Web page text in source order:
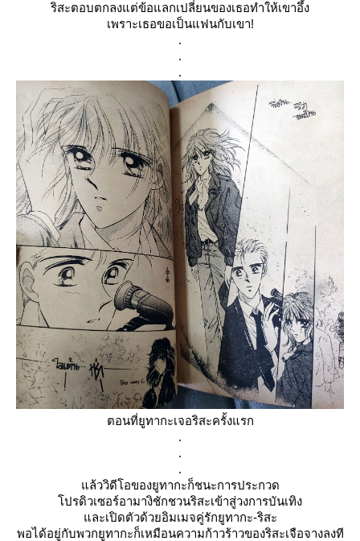
ริสะตอบตกลงแต่ข้อแลกเปลี่ยนของเธอทำให้เขาอึ้ง
เพราะเธอขอเป็นแฟนกับเขา!
.
.
.
ตอนที่ยูทากะเจอริสะครั้งแรก
.
.
.
ล้ววิดีโอของยูทากะก็ชนะการประกวด
ปรดิวเซอร์อามางิชักชวนริสะเข้าสู่วงการบันเทิง
ละเปิดตัวด้วยอิมเมจคู่รักยูทากะ-ริสะ
พอได้อยู่กับพวกยูทากะก็เหมือนความก้าวร้าวของริสะเจือจางลงที